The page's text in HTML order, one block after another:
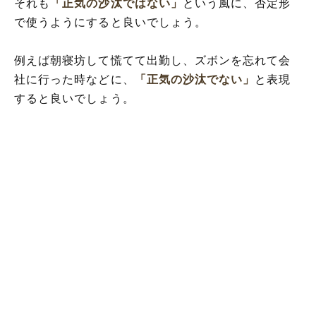
それも 「正気の沙汰ではない」
という風に、否定形
で使うようにすると良いでしょう。
例えば朝寝坊して慌てて出勤し、ズボンを忘れて会
社に行った時などに、
「正気の沙汰でない」 と表現
すると良いでしょう。